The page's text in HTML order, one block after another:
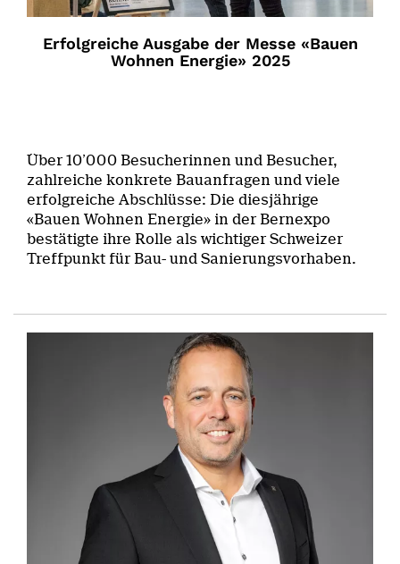
Erfolgreiche Ausgabe der Messe «Bauen
Wohnen Energie» 2025
Über 10’000 Besucherinnen und Besucher,
zahlreiche konkrete Bauanfragen und viele
erfolgreiche Abschlüsse: Die diesjährige
«Bauen Wohnen Energie» in der Bernexpo
bestätigte ihre Rolle als wichtiger Schweizer
Treffpunkt für Bau- und Sanierungsvorhaben.